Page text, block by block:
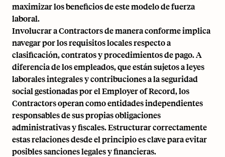
maximizar los beneficios de este modelo de fuerza
laboral.
Involucrar a Contractors de manera conforme implica
navegar por los requisitos locales respecto a
clasificación, contratos y procedimientos de pago. A
diferencia de los empleados, que están sujetos a leyes
laborales integrales y contribuciones a la seguridad
social gestionadas por el Employer of Record, los
Contractors operan como entidades independientes
responsables de sus propias obligaciones
administrativas y fiscales. Estructurar correctamente
estas relaciones desde el principio es clave para evitar
posibles sanciones legales y financieras.